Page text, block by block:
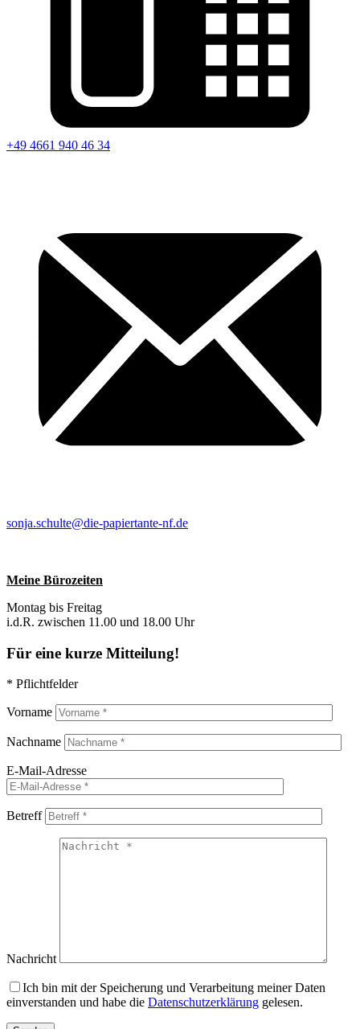
+49 4661 940 46 34
sonja.schulte@die-papiertante-nf.de
Meine Bürozeiten
Montag bis Freitag
i.d.R. zwischen 11.00 und 18.00 Uhr
Für eine kurze Mitteilung!
* Pflichtfelder
Vorname
Nachname
E-Mail-Adresse
Betreff
Nachricht
Ich bin mit der Speicherung und Verarbeitung meiner Daten
einverstanden und habe die Datenschutzerklärung gelesen.